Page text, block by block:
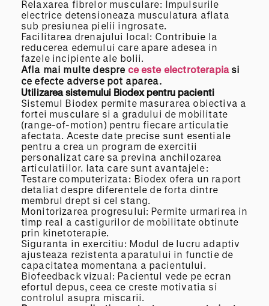
Relaxarea fibrelor musculare: Impulsurile
electrice detensioneaza musculatura aflata
sub presiunea pielii ingrosate.
Facilitarea drenajului local: Contribuie la
reducerea edemului care apare adesea in
fazele incipiente ale bolii.
Afla mai multe despre ce este electroterapia si
ce efecte adverse pot aparea.
Utilizarea sistemului Biodex pentru pacienti
Sistemul Biodex permite masurarea obiectiva a
fortei musculare si a gradului de mobilitate
(range-of-motion) pentru fiecare articulatie
afectata. Aceste date precise sunt esentiale
pentru a crea un program de exercitii
personalizat care sa previna anchilozarea
articulatiilor. Iata care sunt avantajele:
Testare computerizata: Biodex ofera un raport
detaliat despre diferentele de forta dintre
membrul drept si cel stang.
Monitorizarea progresului: Permite urmarirea in
timp real a castigurilor de mobilitate obtinute
prin kinetoterapie.
Siguranta in exercitiu: Modul de lucru adaptiv
ajusteaza rezistenta aparatului in functie de
capacitatea momentana a pacientului.
Biofeedback vizual: Pacientul vede pe ecran
efortul depus, ceea ce creste motivatia si
controlul asupra miscarii.